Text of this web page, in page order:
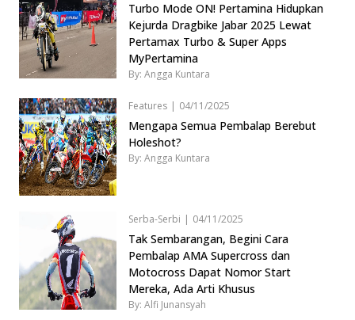
Turbo Mode ON! Pertamina Hidupkan
Kejurda Dragbike Jabar 2025 Lewat
Pertamax Turbo & Super Apps
MyPertamina
By: Angga Kuntara
Features | 04/11/2025
Mengapa Semua Pembalap Berebut
Holeshot?
By: Angga Kuntara
Serba-Serbi | 04/11/2025
Tak Sembarangan, Begini Cara
Pembalap AMA Supercross dan
Motocross Dapat Nomor Start
Mereka, Ada Arti Khusus
By: Alfi Junansyah